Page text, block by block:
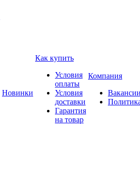
Новинки
Как купить
Условия
оплаты
Условия
доставки
Гарантия
на товар
Компания